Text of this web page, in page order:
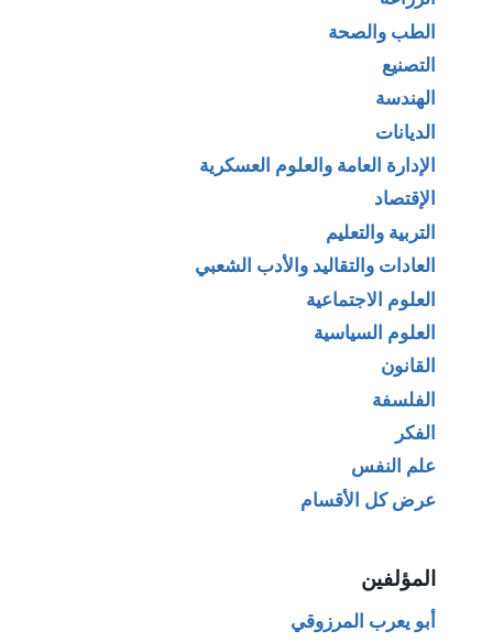
الطب والصحة
التصنيع
الهندسة
الديانات
الإدارة العامة والعلوم العسكرية
الإقتصاد
التربية والتعليم
العادات والتقاليد والأدب الشعبي
العلوم الاجتماعية
العلوم السياسية
القانون
الفلسفة
الفكر
علم النفس
عرض كل الأقسام
المؤلفين
أبو يعرب المرزوقي